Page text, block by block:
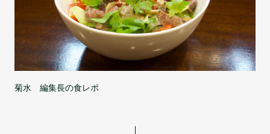
菊水 編集長の食レポ